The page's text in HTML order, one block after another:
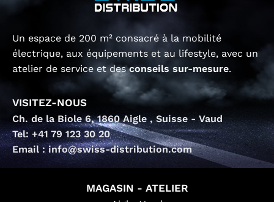
Un espace de 200 m² consacré à la mobilité
électrique, aux équipements et au lifestyle, avec un
atelier de service et desconseils sur-mesure.
VISITEZ-NOUS
Ch. de la Biole 6, 1860 Aigle , Suisse - Vaud
Tel: +41 79 123 30 20
Email : info@swiss-distribution.com
MAGASIN - ATELIER